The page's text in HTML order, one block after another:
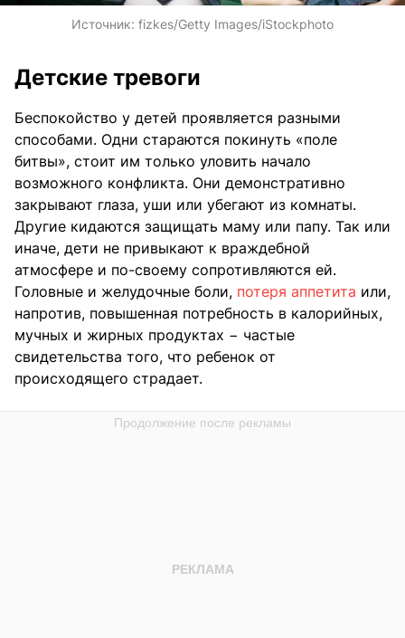
Источник: fizkes/Getty Images/iStockphoto
Детские тревоги
Беспокойство у детей проявляется разными
способами. Одни стараются покинуть «поле
битвы», стоит им только уловить начало
возможного конфликта. Они демонстративно
закрывают глаза, уши или убегают из комнаты.
Другие кидаются защищать маму или папу. Так или
иначе, дети не привыкают к враждебной
атмосфере и по-своему сопротивляются ей.
Головные и желудочные боли, потеря аппетита или,
напротив, повышенная потребность в калорийных,
мучных и жирных продуктах − частые
свидетельства того, что ребенок от
происходящего страдает.